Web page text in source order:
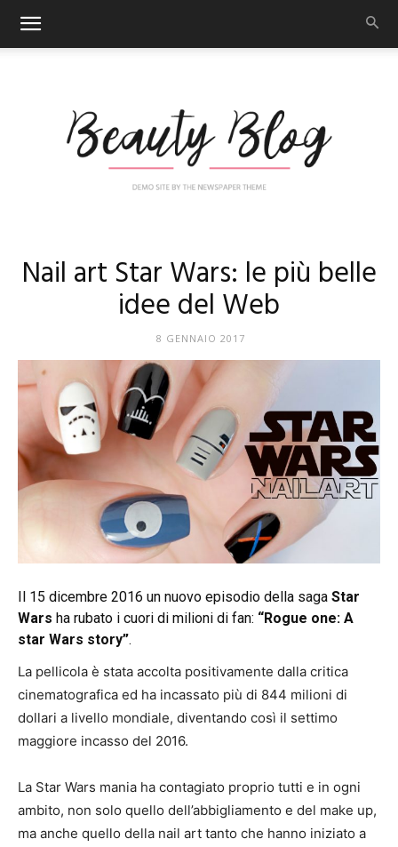
Art
Mania
Nail art Star Wars: le più belle
idee del Web
8 GENNAIO 2017
Il 15 dicembre 2016 un nuovo episodio della saga Star
Wars ha rubato i cuori di milioni di fan: “Rogue one: A
star Wars story”.
La pellicola è stata accolta positivamente dalla critica
cinematografica ed ha incassato più di 844 milioni di
dollari a livello mondiale, diventando così il settimo
maggiore incasso del 2016.
La Star Wars mania ha contagiato proprio tutti e in ogni
ambito, non solo quello dell’abbigliamento e del make up,
ma anche quello della nail art tanto che hanno iniziato a